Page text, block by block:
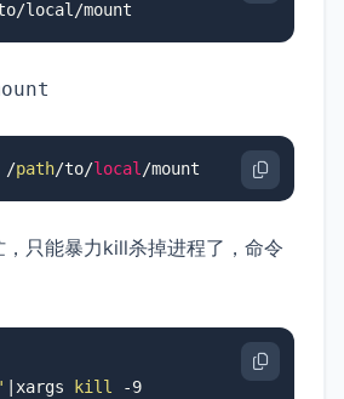
local/mount
/path/to/local /mount
只能暴力kill杀掉进程了，命令
|xargs kill